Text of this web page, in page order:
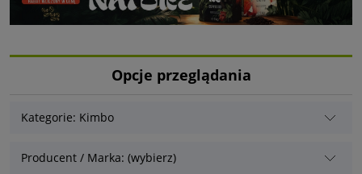
Opcje przeglądania
Kategorie: Kimbo
Producent / Marka: (wybierz)